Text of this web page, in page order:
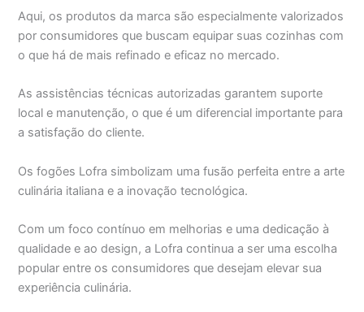
Aqui, os produtos da marca são especialmente valorizados
por consumidores que buscam equipar suas cozinhas com
o que há de mais refinado e eficaz no mercado.
As assistências técnicas autorizadas garantem suporte
local e manutenção, o que é um diferencial importante para
a satisfação do cliente.
Os fogões Lofra simbolizam uma fusão perfeita entre a arte
culinária italiana e a inovação tecnológica.
Com um foco contínuo em melhorias e uma dedicação à
qualidade e ao design, a Lofra continua a ser uma escolha
popular entre os consumidores que desejam elevar sua
experiência culinária.